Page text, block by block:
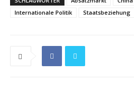
Internationale Politik
Staatsbeziehung